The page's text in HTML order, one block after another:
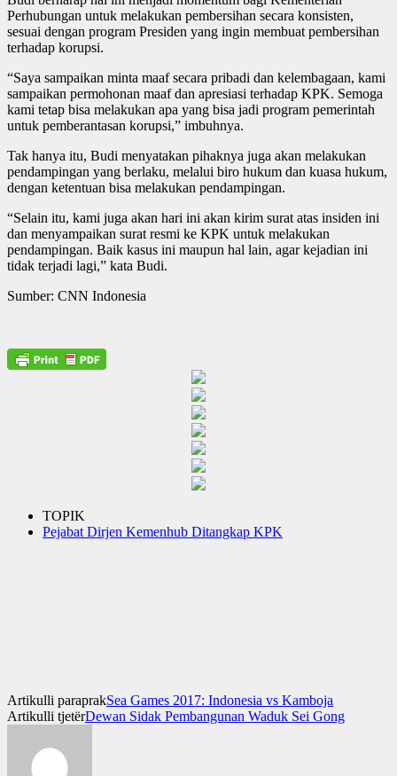
Perhubungan untuk melakukan pembersihan secara konsisten,
sesuai dengan program Presiden yang ingin membuat pembersihan
terhadap korupsi.
“Saya sampaikan minta maaf secara pribadi dan kelembagaan, kami
sampaikan permohonan maaf dan apresiasi terhadap KPK. Semoga
kami tetap bisa melakukan apa yang bisa jadi program pemerintah
untuk pemberantasan korupsi,” imbuhnya.
Tak hanya itu, Budi menyatakan pihaknya juga akan melakukan
pendampingan yang berlaku, melalui biro hukum dan kuasa hukum,
dengan ketentuan bisa melakukan pendampingan.
“Selain itu, kami juga akan hari ini akan kirim surat atas insiden ini
dan menyampaikan surat resmi ke KPK untuk melakukan
pendampingan. Baik kasus ini maupun hal lain, agar kejadian ini
tidak terjadi lagi,” kata Budi.
Sumber: CNN Indonesia
TOPIK
Pejabat Dirjen Kemenhub Ditangkap KPK
Artikulli paraprakSea Games 2017: Indonesia vs Kamboja
Artikulli tjetërDewan Sidak Pembangunan Waduk Sei Gong